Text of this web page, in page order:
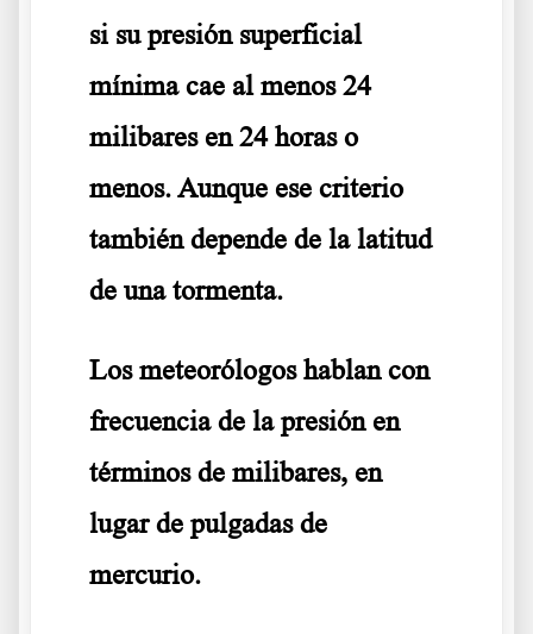
si su presión superficial
mínima cae al menos 24
milibares en 24 horas o
menos. Aunque ese criterio
también depende de la latitud
de una tormenta.
Los meteorólogos hablan con
frecuencia de la presión en
términos de milibares, en
lugar de pulgadas de
mercurio.